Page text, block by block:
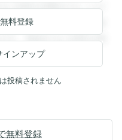
と回答を閲覧することが
ることができます。登録
す。登録すると回答を閲
無料登録
インアップ
投稿されません
無料登録